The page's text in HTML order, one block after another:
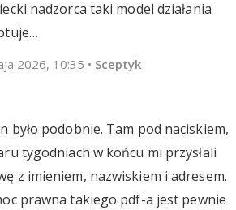
nadzorca taki model działania
2026, 10:35 • Sceptyk
było podobnie. Tam pod naciskiem,
tygodniach w końcu mi przysłali
z imieniem, nazwiskiem i adresem.
prawna takiego pdf-a jest pewnie